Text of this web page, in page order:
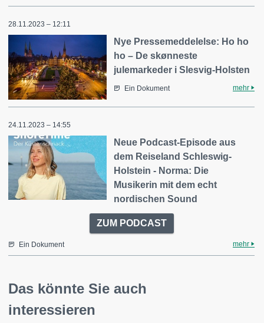
28.11.2023 – 12:11
Nye Pressemeddelelse: Ho ho
ho – De skønneste
julemarkeder i Slesvig-Holsten
Ein Dokument mehr
24.11.2023 – 14:55
Neue Podcast-Episode aus
dem Reiseland Schleswig-
Holstein - Norma: Die
Musikerin mit dem echt
nordischen Sound
ZUM PODCAST
Ein Dokument mehr
Das könnte Sie auch
interessieren